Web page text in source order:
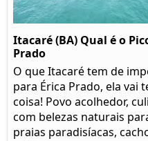
Itacaré (BA) Qual é o
Prado​
O que Itacaré tem de
para Érica Prado, ela vai
coisa!​ Povo acolhedor,
com belezas naturais
praias paradisíacas,